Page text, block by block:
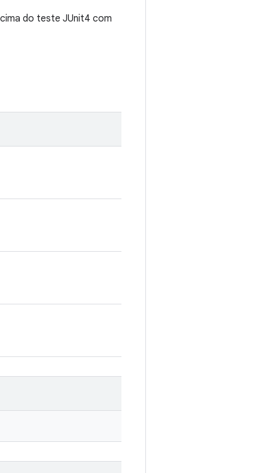
do teste JUnit4 com